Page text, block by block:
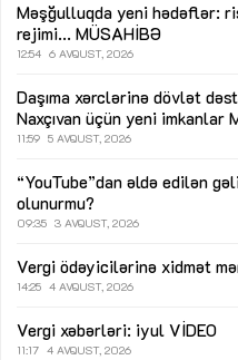
Məşğulluqda yeni hədəflər:
rejimi... MÜSAHİBƏ
12:54 6 AVQUST, 2026
Daşıma xərclərinə dövlət
Naxçıvan üçün yeni imkanlar
11:59 5 AVQUST, 2026
“YouTube”dan əldə edilən
olunurmu?
09:35 3 AVQUST, 2026
Vergi ödəyicilərinə xidmət
14:25 4 AVQUST, 2026
Vergi xəbərləri: iyul VİDEO
11:17 4 AVQUST, 2026